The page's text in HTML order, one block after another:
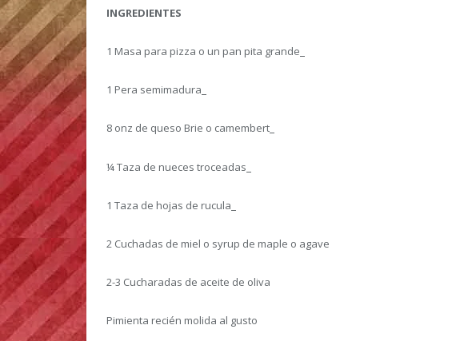
INGREDIENTES
1 Masa para pizza o un pan pita grande
1 Pera semimadura
8 onz de queso Brie o camembert
¼ Taza de nueces troceadas
1 Taza de hojas de rucula
2 Cuchadas de miel o syrup de maple o agave
2-3 Cucharadas de aceite de oliva
Pimienta recién molida al gusto